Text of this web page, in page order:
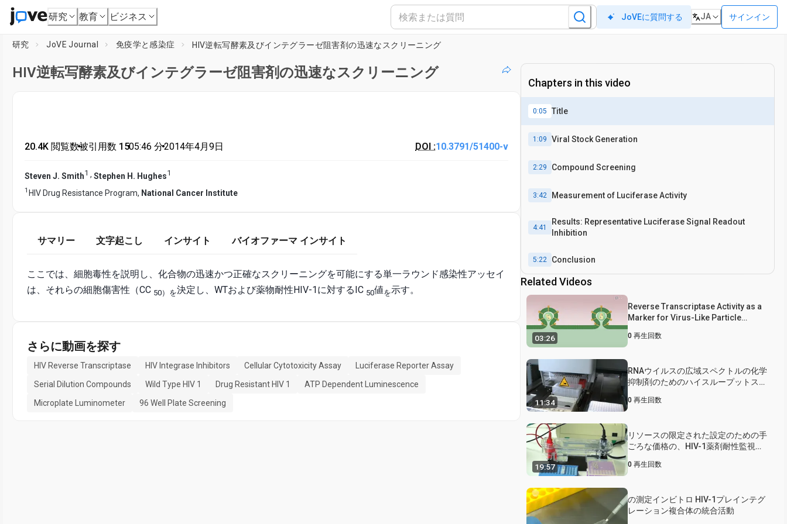
研究 教育 ビジネス JoVEに質問する JA サインイン
研究 JoVE Journal 免疫学と感染症 HIV逆転写酵素及びインテグラーゼ阻害剤の迅速なスクリーニング
HIV逆転写酵素及びインテグラーゼ阻害剤の迅速なスクリーニング
20.4K 閲覧数•被引用数 15•05:46 分•2014年4月9日 DOI :10.3791/51400-v
Steven J. Smith1 , Stephen H. Hughes1
1 HIV Drug Resistance Program, National Cancer Institute
サマリー 文字起こし インサイト バイオファーマ インサイト
ここでは、細胞毒性を説明し、化合物の迅速かつ正確なスクリーニングを可能にする単一ラウンド感染性アッセイ
は、それらの細胞傷害性（CC 50）を決定し、WTおよび薬物耐性HIV-1に対するIC 50値を示す。
さらに動画を探す
HIV Reverse Transcriptase HIV Integrase Inhibitors Cellular Cytotoxicity Assay
Luciferase Reporter Assay
Serial Dilution Compounds
Wild Type HIV 1 Drug Resistant HIV 1
ATP Dependent Luminescence
Microplate Luminometer
96 Well Plate Screening
Chapters in this video
0:05 Title
1:09 Viral Stock Generation
2:29 Compound Screening
3:42 Measurement of Luciferase Activity
4:41
Results: Representative Luciferase Signal Readout
Inhibition
5:22 Conclusion
Related Videos
03:26
Reverse Transcriptase Activity as a
Marker for Virus-Like Particle
0 再生回数
11:34
RNAウイルスの広域スペクトルの化学
抑制剤のためのハイスループットスク
0 再生回数
19:57
リソースの限定された設定のための手
ごろな価格の、HIV-1薬剤耐性監視方
0 再生回数
の測定インビトロ HIV-1プレインテグ
レーション複合体の統合活動